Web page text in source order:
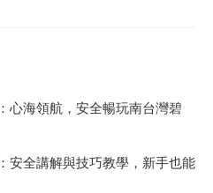
心海領航，安全暢玩南台灣碧
安全講解與技巧教學，新手也能